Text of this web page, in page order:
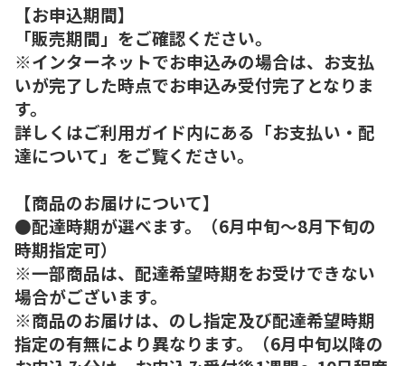
【お申込期間】
「販売期間」をご確認ください。
※インターネットでお申込みの場合は、お支払
いが完了した時点でお申込み受付完了となりま
す。
詳しくはご利用ガイド内にある「お支払い・配
達について」をご覧ください。
【商品のお届けについて】
●配達時期が選べます。（6月中旬～8月下旬の
時期指定可）
※一部商品は、配達希望時期をお受けできない
場合がございます。
※商品のお届けは、のし指定及び配達希望時期
指定の有無により異なります。（6月中旬以降の